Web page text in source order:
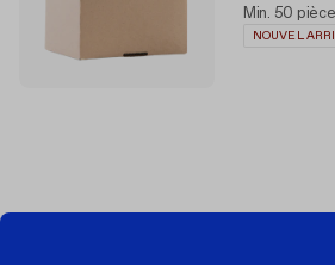
Min. 50
NOUVEL